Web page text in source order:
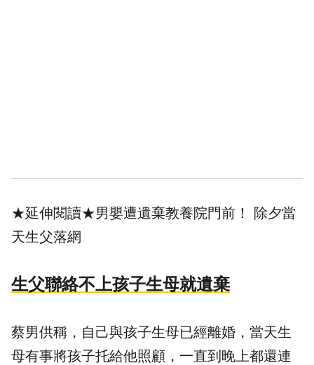
★延伸閱讀★男嬰遭遺棄教養院門前！ 除夕當
天生父落網
生父聯絡不上孩子生母就遺棄
蔡男供稱，自己與孩子生母已經離婚，當天生
母有事將孩子托給他照顧，一直到晚上都還連